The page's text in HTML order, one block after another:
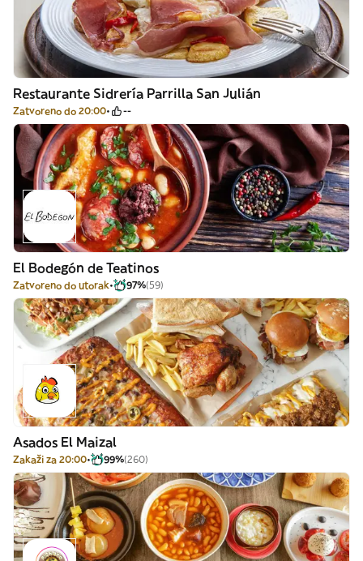
Restaurante Sidrería Parrilla San Julián
Zatvoreno do 20:00 --
El Bodegón de Teatinos
Zatvoreno do utorak 97%(59)
Asados El Maizal
Zakaži za 20:00 99%(260)